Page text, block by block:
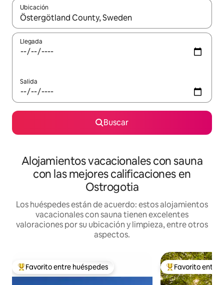
Ubicación
Cuando los resultados estén disponibles, navega con las
Llegada
Salida
Buscar
Alojamientos vacacionales con sauna
con las mejores calificaciones en
Ostrogotia
Los huéspedes están de acuerdo: estos alojamientos
vacacionales con sauna tienen excelentes
valoraciones por su ubicación y limpieza, entre otros
aspectos.
Favorito entre huéspedes preferido
Favorito entre huéspedes Favorito entre
Favorito entre